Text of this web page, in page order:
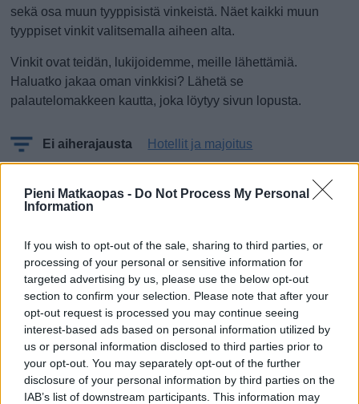
Pieni Matkaopas - Do Not Process My Personal
Information
If you wish to opt-out of the sale, sharing to third parties, or
processing of your personal or sensitive information for
targeted advertising by us, please use the below opt-out
section to confirm your selection. Please note that after your
opt-out request is processed you may continue seeing
interest-based ads based on personal information utilized by
us or personal information disclosed to third parties prior to
your opt-out. You may separately opt-out of the further
disclosure of your personal information by third parties on the
IAB’s list of downstream participants. This information may
sekä osa muun tyyppisistä vinkeistä. Näet kaikki muun
tyyppiset vinkit valitsemalla aiheen alta.
Vinkit ovat teidän, lukijoidemme, meille lähettämiä.
Haluatko jakaa oman vinkkisi? Lähetä se
palautelomakkeen kautta, joka löytyy sivun lopusta.
Ei aiherajausta Hotellit ja majoitus
Mitä, ei vielä vinkkejä!?
Kerro oma matkavinkkisi
Lisää oma vinkkisi nähtävyydestä, kaupasta,
ruokapaikasta, tapahtumasta, ajanvietteestä – tai mistä
tahansa kokemisen arvoisesta tällä paikkakunnalla.
Autetaan toinen toisemme maan parhaiden paikkojen
äärelle.